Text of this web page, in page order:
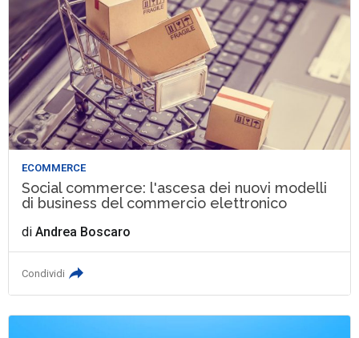
ECOMMERCE
Social commerce: l'ascesa dei nuovi modelli
di business del commercio elettronico
diAndrea Boscaro
Condividi